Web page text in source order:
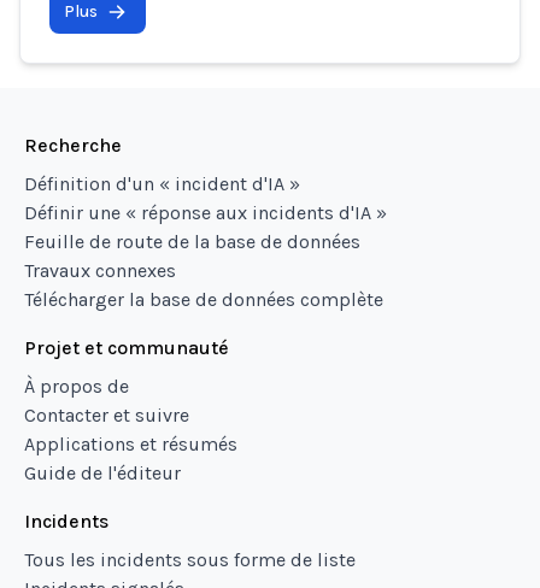
Plus
Recherche
Définition d'un « incident d'IA »
Définir une « réponse aux incidents d'IA »
Feuille de route de la base de données
Travaux connexes
Télécharger la base de données complète
Projet et communauté
À propos de
Contacter et suivre
Applications et résumés
Guide de l'éditeur
Incidents
Tous les incidents sous forme de liste